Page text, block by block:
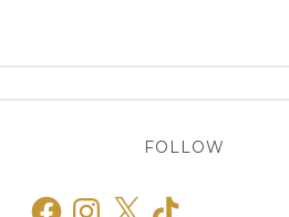
FOLLOW
FacebookInstagram
X TikTok